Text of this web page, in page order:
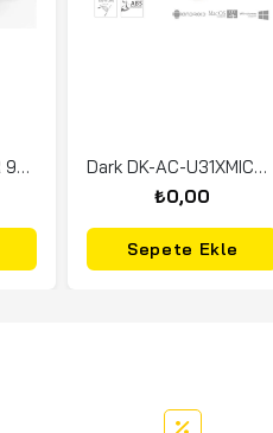
GENDER CHANGER 9E/25E ÇEVİRİCİ
Dark DK-AC-U31XMICROW Type-C-Micro USB 2.0 Dnştrcü
₺0,00
Sepete Ekle